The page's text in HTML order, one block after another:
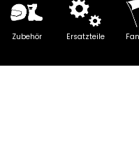
Zubehör Ersatzteile